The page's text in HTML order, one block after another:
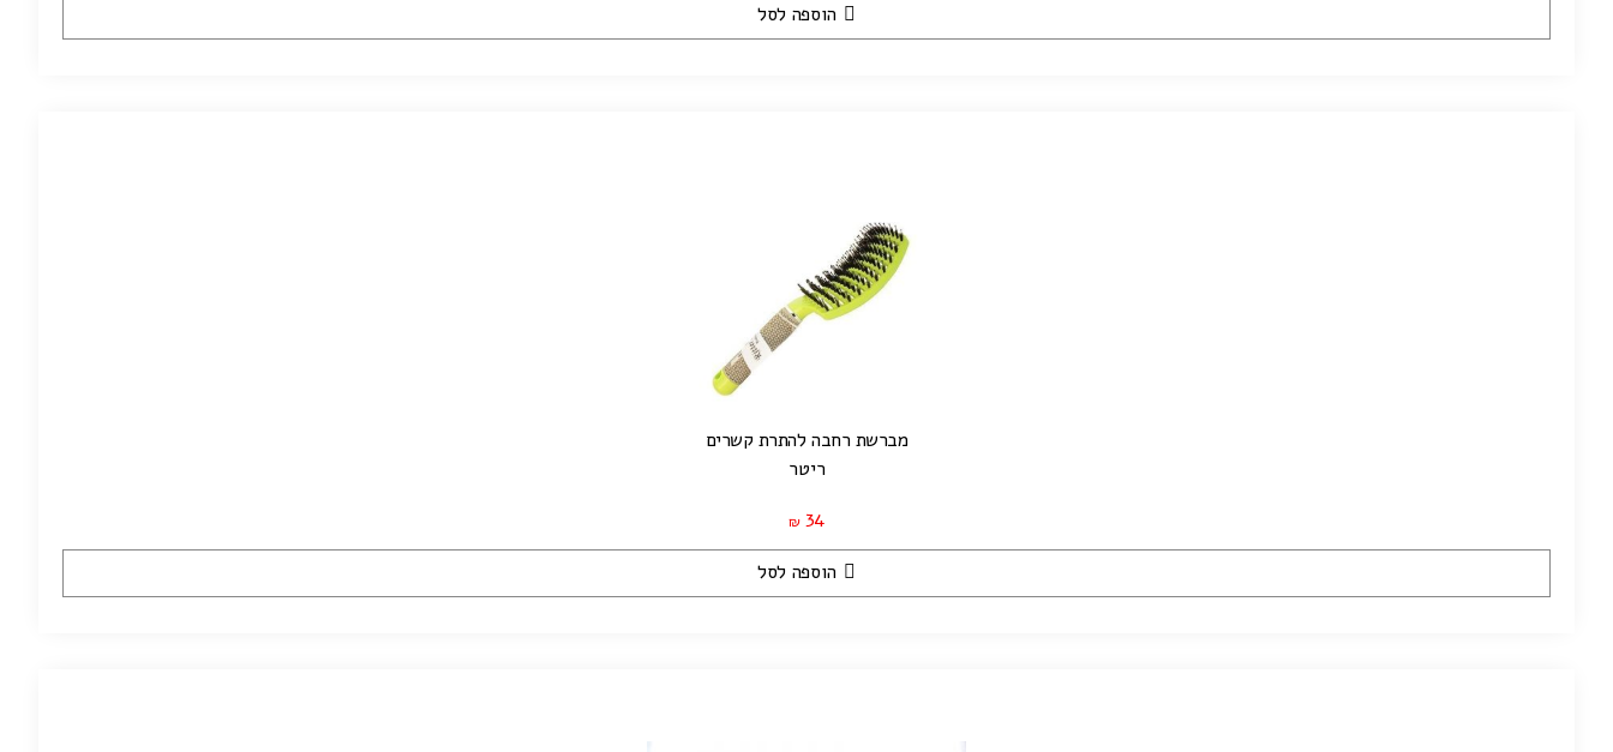
הוספה לסל
מברשת רחבה להתרת קשרים
ריטר
₪ 34
הוספה לסל